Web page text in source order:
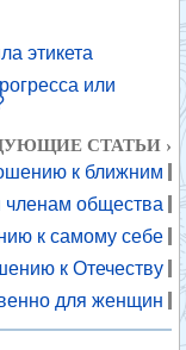
этикета
или
СТАТЬИ ›
к ближним
общества
к самому себе
к Отечеству
для женщин